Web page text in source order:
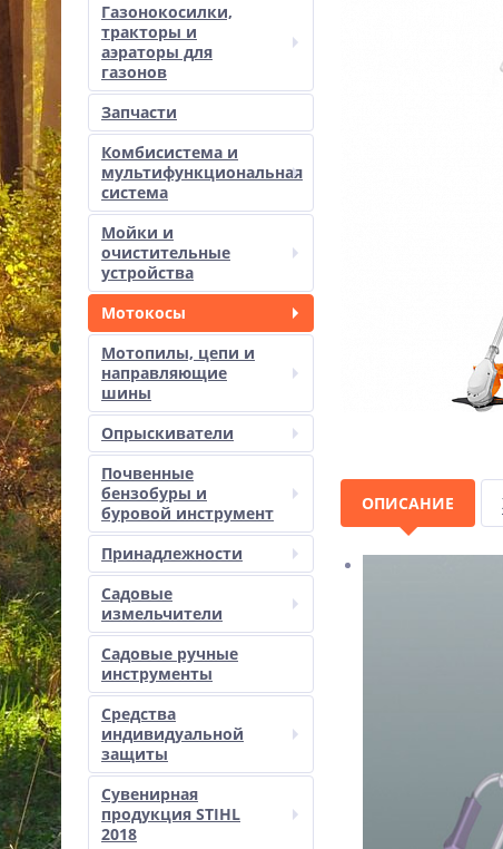
Газонокосилки,
тракторы и
аэраторы для
газонов
Запчасти
Комбисистема и
мультифункциональная
система
Мойки и
очистительные
устройства
Мотокосы
Мотопилы, цепи и
направляющие
шины
Опрыскиватели
Почвенные
бензобуры и
буровой инструмент
Принадлежности
Садовые
измельчители
Садовые ручные
инструменты
Средства
индивидуальной
защиты
Сувенирная
продукция STIHL
2018
ОПИСАНИЕ